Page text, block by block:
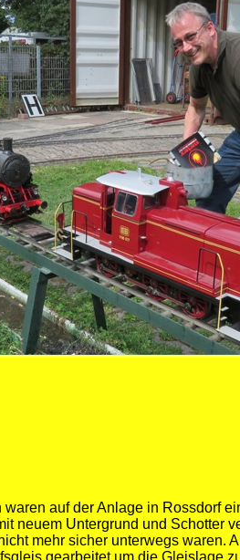
waren auf der Anlage in Rossdorf
neuem Untergrund und Schotter
mehr sicher unterwegs waren.
gearbeitet um die Gleislage